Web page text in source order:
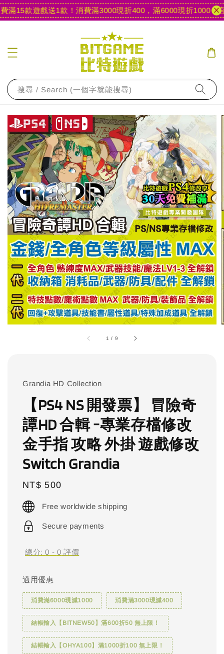
15款遊戲送1款！消費滿3000現折400，滿6000現折1000【官
搜尋 / Search (一個字就能搜尋)
1 / 9
Grandia HD Collection
【PS4 NS 開發票】 冒險奇
譚HD 合輯 -專業存檔修改
金手指 攻略 外掛 遊戲修改
Switch Grandia
Regular
price
NT$ 500
Free worldwide shipping
Secure payments
總分:0 - 0 評價
適用優惠
消費滿6000現減1000 消費滿3000現減400
結帳輸入【BITNEW50】滿600折50 無上限！
結帳輸入【OHYA100】滿1000折100 無上限！